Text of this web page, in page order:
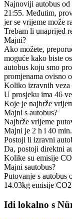
Najnoviji autobus
21:55. Međutim,
jer se vrijeme može
Trebam li unaprijed
Majni?
Ako možete,
moguće kako biste
autobus koju smo
promjenama ovisno
Koliko izravnih veza
U prosjeku ima 46
Koje je najbrže
Majni s autobus?
Najbrže vrijeme
Majni je 2 h i 40 min.
Postoji li izravni
Da, postoji direktni
Kolike su emisije
Majni sautobus?
Putovanje s autobus
14.03kg emisije
Idi lokalno s